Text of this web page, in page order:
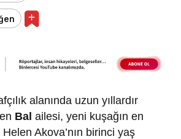
alanında uzun yıllardır
Bal ailesi, yeni kuşağın en
Akova’nın birinci yaş